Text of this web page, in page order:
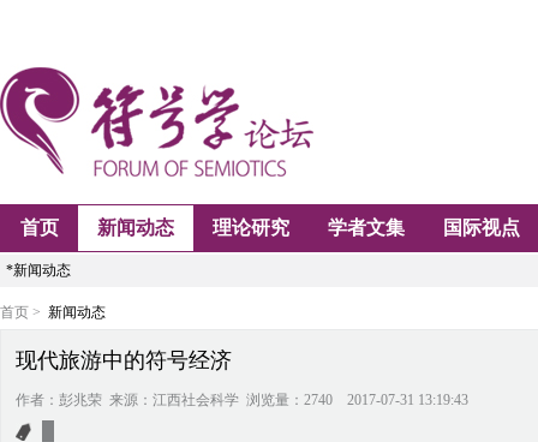
首页 新闻动态 理论研究 学者文集 国际视点
*新闻动态
首页 > 新闻动态
现代旅游中的符号经济
作者：彭兆荣 来源：江西社会科学 浏览量：2740 2017-07-31 13:19:43